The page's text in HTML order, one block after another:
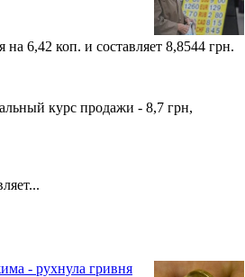
6,42 коп. и составляет 8,8544 грн.
курс продажи - 8,7 грн,
- рухнула гривня